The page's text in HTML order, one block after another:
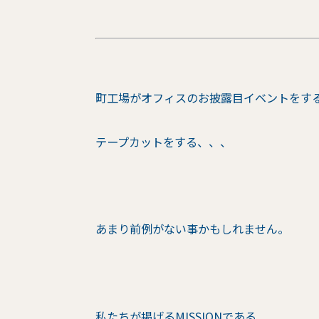
町工場がオフィスのお披露目イベントをす
テープカットをする、、、
あまり前例がない事かもしれません。